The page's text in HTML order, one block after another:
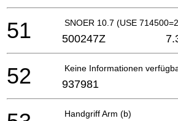
SNOER 10.7 (USE
51 500247Z
Keine Informationen
52 937981
Handgriff Arm (b)